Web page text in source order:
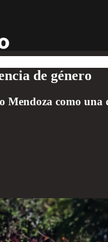
de género
como una